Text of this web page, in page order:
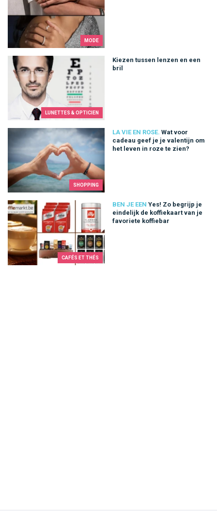
MODE
LUNETTES & OPTICIEN
Kiezen tussen lenzen en een
bril
Kiezen tussen lenzen en een bril
SHOPPING
LA VIE EN ROSE. Wat voor
cadeau geef je je valentijn om
het leven in roze te zien?
Wat voor cadeau geef je je valentijn om het leven in roze te
CAFÉS ET THÉS
BEN JE EEN Yes! Zo begrijp je
eindelijk de koffiekaart van je
favoriete koffiebar
Yes! Zo begrijp je eindelijk de koffiekaart van je favoriete